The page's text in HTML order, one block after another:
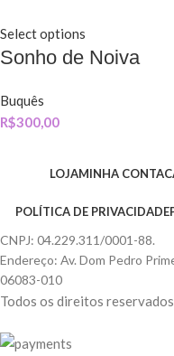
Select options
Sonho de Noiva
Buquês
R$300,00
LOJAMINHA CONTA
POLÍTICA DE PRIVACIDADE
CNPJ: 04.229.311/0001-88.
Endereço: Av. Dom Pedro
06083-010
Todos os direitos